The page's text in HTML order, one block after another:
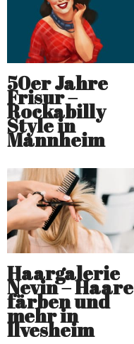
50er Jahre
Frisur –
Rockabilly
Style in
Mannheim
Haargalerie
Nevin – Haare
färben und
mehr in
Ilvesheim